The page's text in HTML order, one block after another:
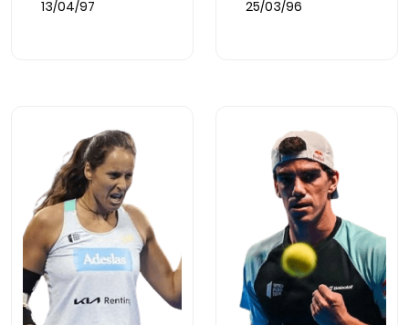
13/04/97 25/03/96